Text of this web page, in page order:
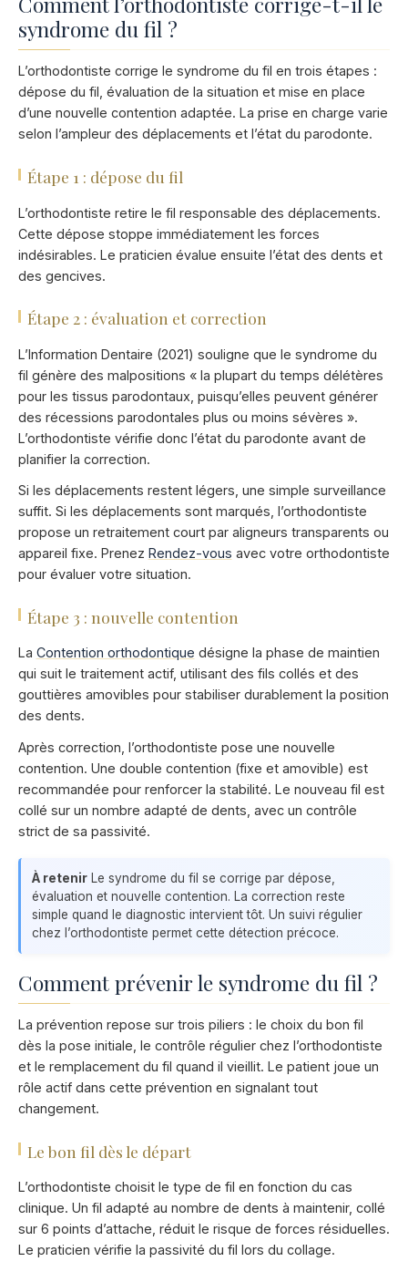
syndrome du fil ?
L’orthodontiste corrige le syndrome du fil en trois étapes :
dépose du fil, évaluation de la situation et mise en place
d’une nouvelle contention adaptée. La prise en charge varie
selon l’ampleur des déplacements et l’état du parodonte.
Étape 1 : dépose du fil
L’orthodontiste retire le fil responsable des déplacements.
Cette dépose stoppe immédiatement les forces
indésirables. Le praticien évalue ensuite l’état des dents et
des gencives.
Étape 2 : évaluation et correction
L’Information Dentaire (2021) souligne que le syndrome du
fil génère des malpositions « la plupart du temps délétères
pour les tissus parodontaux, puisqu’elles peuvent générer
des récessions parodontales plus ou moins sévères ».
L’orthodontiste vérifie donc l’état du parodonte avant de
planifier la correction.
Si les déplacements restent légers, une simple surveillance
suffit. Si les déplacements sont marqués, l’orthodontiste
propose un retraitement court par aligneurs transparents ou
appareil fixe. Prenez Rendez-vous avec votre orthodontiste
pour évaluer votre situation.
Étape 3 : nouvelle contention
La Contention orthodontique désigne la phase de maintien
qui suit le traitement actif, utilisant des fils collés et des
gouttières amovibles pour stabiliser durablement la position
des dents.
Après correction, l’orthodontiste pose une nouvelle
contention. Une double contention (fixe et amovible) est
recommandée pour renforcer la stabilité. Le nouveau fil est
collé sur un nombre adapté de dents, avec un contrôle
strict de sa passivité.
À retenirLe syndrome du fil se corrige par dépose,
évaluation et nouvelle contention. La correction reste
simple quand le diagnostic intervient tôt. Un suivi régulier
chez l’orthodontiste permet cette détection précoce.
Comment prévenir le syndrome du fil ?
La prévention repose sur trois piliers : le choix du bon fil
dès la pose initiale, le contrôle régulier chez l’orthodontiste
et le remplacement du fil quand il vieillit. Le patient joue un
rôle actif dans cette prévention en signalant tout
changement.
Le bon fil dès le départ
L’orthodontiste choisit le type de fil en fonction du cas
clinique. Un fil adapté au nombre de dents à maintenir, collé
sur 6 points d’attache, réduit le risque de forces résiduelles.
Le praticien vérifie la passivité du fil lors du collage.